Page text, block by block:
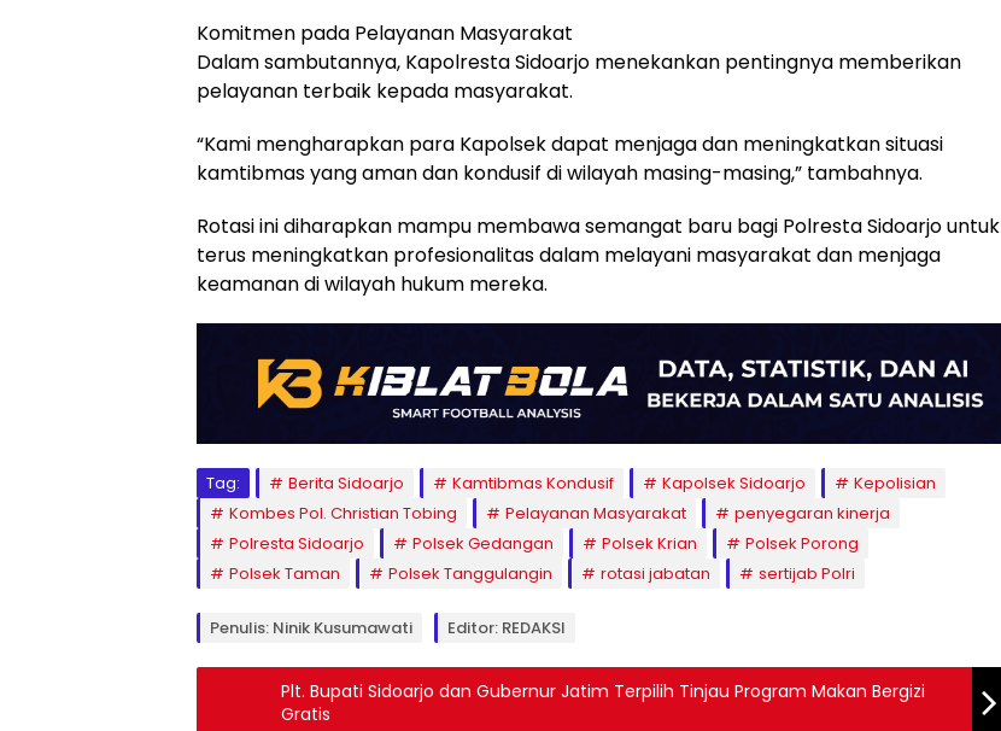
Komitmen pada Pelayanan Masyarakat
Dalam sambutannya, Kapolresta Sidoarjo menekankan pentingnya memberikan
pelayanan terbaik kepada masyarakat.
“Kami mengharapkan para Kapolsek dapat menjaga dan meningkatkan situasi
kamtibmas yang aman dan kondusif di wilayah masing-masing,” tambahnya.
Rotasi ini diharapkan mampu membawa semangat baru bagi Polresta Sidoarjo untuk
terus meningkatkan profesionalitas dalam melayani masyarakat dan menjaga
keamanan di wilayah hukum mereka.
Tag: Berita Sidoarjo Kamtibmas Kondusif Kapolsek Sidoarjo
Kepolisian
Kombes Pol. Christian Tobing
Pelayanan Masyarakat
penyegaran kinerja
Polresta Sidoarjo
Polsek Gedangan Polsek Krian
Polsek Porong
Polsek Taman
Polsek Tanggulangin rotasi jabatan sertijab Polri
Penulis: Ninik Kusumawati Editor: REDAKSI
Plt. Bupati Sidoarjo dan Gubernur Jatim Terpilih Tinjau Program Makan Bergizi
Gratis